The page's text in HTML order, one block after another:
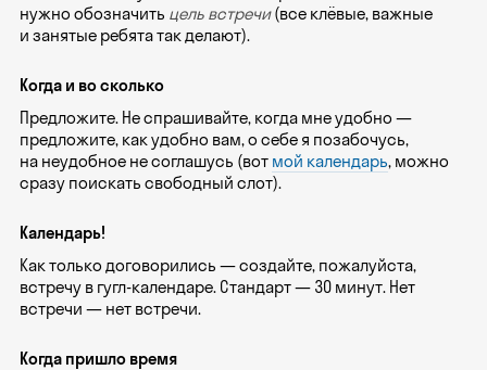
нужно обозначить цель встречи(все клёвые, важные
и занятые ребята так делают).
Когда и во сколько
Предложите. Не спрашивайте, когда мне удобно —
предложите, как удобно вам, о себе я позабочусь,
на неудобное не соглашусь (вот мой календарь, можно
сразу поискать свободный слот).
Календарь!
Как только договорились — создайте, пожалуйста,
встречу в гугл-календаре. Стандарт — 30 минут. Нет
встречи — нет встречи.
Когда пришло время